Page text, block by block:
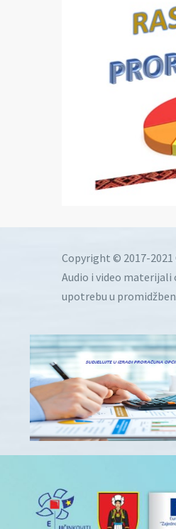
Copyright © 2017-2021
Audio i video materijali
upotrebu u